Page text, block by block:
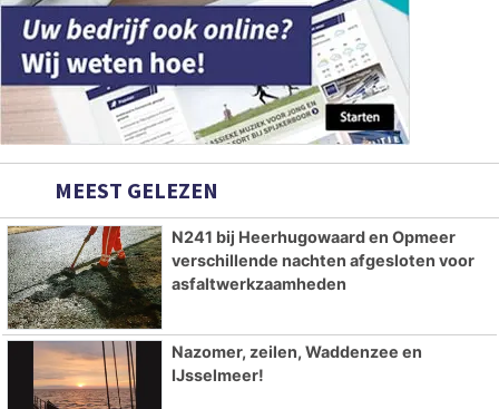
MEEST GELEZEN
N241 bij Heerhugowaard en Opmeer
verschillende nachten afgesloten voor
asfaltwerkzaamheden
Nazomer, zeilen, Waddenzee en
IJsselmeer!